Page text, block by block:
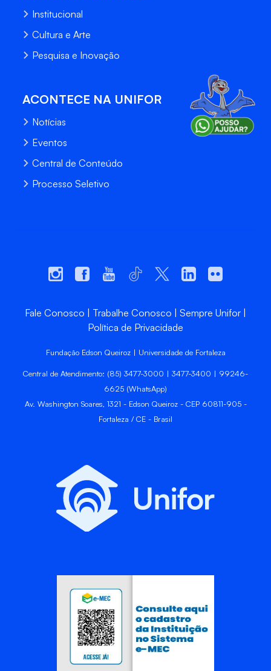
Institucional
Cultura e Arte
Pesquisa e Inovação
ACONTECE NA UNIFOR
Notícias
Eventos
Central de Conteúdo
Processo Seletivo
Fale Conosco Trabalhe Conosco
Sempre Unifor
Política de Privacidade
Fundação Edson Queiroz | Universidade de Fortaleza
Central de Atendimento: (85) 3477-3000 | 3477-3400 | 99246-
6625 (WhatsApp)
Av. Washington Soares, 1321 - Edson Queiroz - CEP 60811-905 -
Fortaleza / CE - Brasil